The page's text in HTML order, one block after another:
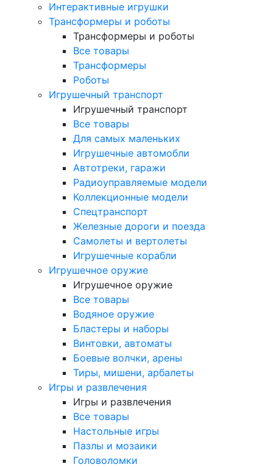
Интерактивные игрушки
Трансформеры и роботы
Трансформеры и роботы
Все товары
Трансформеры
Роботы
Игрушечный транспорт
Игрушечный транспорт
Все товары
Для самых маленьких
Игрушечные автомобли
Автотреки, гаражи
Радиоуправляемые модели
Коллекционные модели
Спецтранспорт
Железные дороги и поезда
Самолеты и вертолеты
Игрушечные корабли
Игрушечное оружие
Игрушечное оружие
Все товары
Водяное оружие
Бластеры и наборы
Винтовки, автоматы
Боевые волчки, арены
Тиры, мишени, арбалеты
Игры и развлечения
Игры и развлечения
Все товары
Настольные игры
Пазлы и мозаики
Головоломки